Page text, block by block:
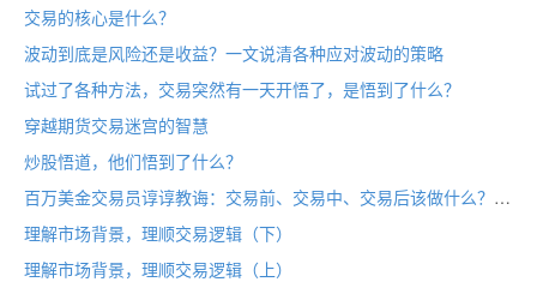
交易的核心是什么？
波动到底是风险还是收益？一文说清各种应对波动的策略
试过了各种方法，交易突然有一天开悟了，是悟到了什么？
穿越期货交易迷宫的智慧
炒股悟道，他们悟到了什么？
百万美金交易员谆谆教诲：交易前、交易中、交易后该做什么？
理解市场背景，理顺交易逻辑（下）
理解市场背景，理顺交易逻辑（上）